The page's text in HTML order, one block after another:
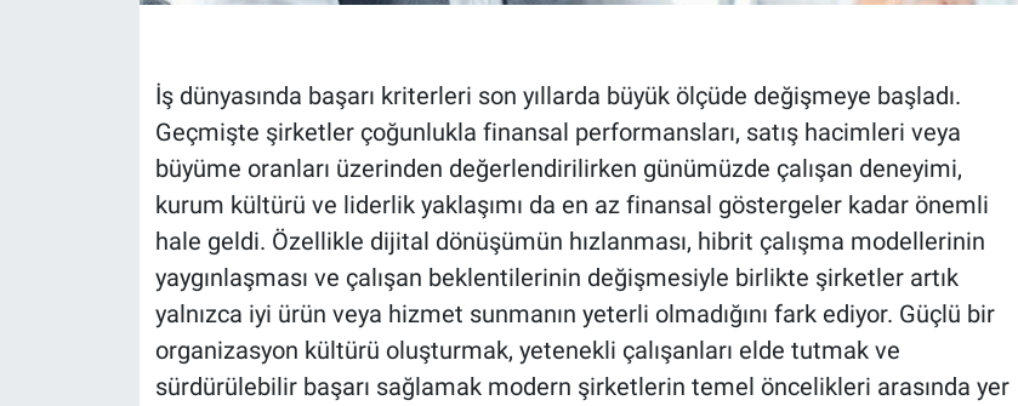
İş dünyasında başarı kriterleri son yıllarda büyük ölçüde değişmeye başladı.
Geçmişte şirketler çoğunlukla finansal performansları, satış hacimleri veya
büyüme oranları üzerinden değerlendirilirken günümüzde çalışan deneyimi,
kurum kültürü ve liderlik yaklaşımı da en az finansal göstergeler kadar önemli
hale geldi. Özellikle dijital dönüşümün hızlanması, hibrit çalışma modellerinin
yaygınlaşması ve çalışan beklentilerinin değişmesiyle birlikte şirketler artık
yalnızca iyi ürün veya hizmet sunmanın yeterli olmadığını fark ediyor. Güçlü bir
organizasyon kültürü oluşturmak, yetenekli çalışanları elde tutmak ve
sürdürülebilir başarı sağlamak modern şirketlerin temel öncelikleri arasında yer
Bilim ve Teknoloji